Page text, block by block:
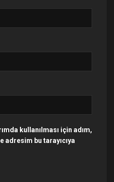
kullanılması için adım,
adresim bu tarayıcıya